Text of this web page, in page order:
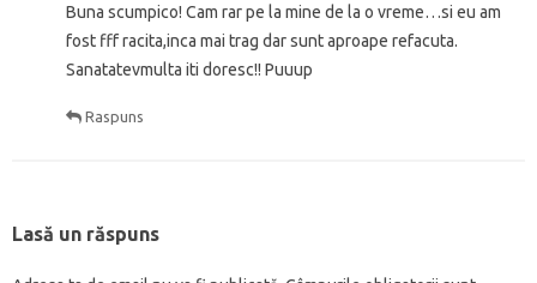
Buna scumpico! Cam rar pe la mine de la o vreme…si eu am
fost fff racita,inca mai trag dar sunt aproape refacuta.
Sanatatevmulta iti doresc!! Puuup
Raspuns
Lasă un răspuns